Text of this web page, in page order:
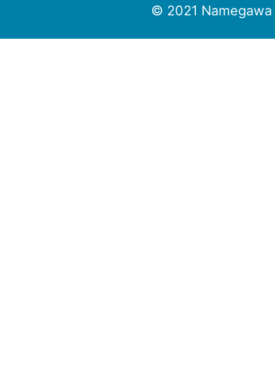
© 2021 Namegawa